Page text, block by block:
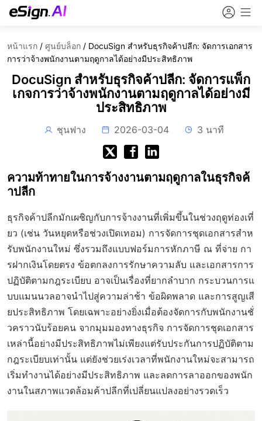
หน้าแรก / ศูนย์บล็อก / DocuSign สำหรับธุรกิจค้าปลีก: จัดการเอกสาร
การว่าจ้างพนักงานตามฤดูกาลได้อย่างมีประสิทธิภาพ
DocuSign สำหรับธุรกิจค้าปลีก: จัดการแพ็ก
เกจการว่าจ้างพนักงานตามฤดูกาลได้อย่างมี
ประสิทธิภาพ
ชุนฟาง 2026-03-04 3 นาที
ความท้าทายในการจ้างงานตามฤดูกาลในธุรกิจค้
าปลีก
ธุรกิจค้าปลีกมักเผชิญกับการจ้างงานที่เพิ่มขึ้นในช่วงฤดูท่องเที่
ยว (เช่น วันหยุดหรือช่วงเปิดเทอม) การจัดการชุดเอกสารสำห
รับพนักงานใหม่ ซึ่งรวมถึงแบบฟอร์มการหักภาษี ณ ที่จ่าย กา
รฝากเงินโดยตรง ข้อตกลงการรักษาความลับ และเอกสารการ
ปฏิบัติตามกฎระเบียบ อาจเป็นเรื่องที่ยากลำบาก กระบวนการแ
บบแมนนวลอาจนำไปสู่ความล่าช้า ข้อผิดพลาด และการสูญเสี
ยประสิทธิภาพ โดยเฉพาะอย่างยิ่งเมื่อต้องจัดการกับพนักงานชั่
วคราวนับร้อยคน จากมุมมองทางธุรกิจ การจัดการชุดเอกสาร
เหล่านี้อย่างมีประสิทธิภาพไม่เพียงแต่รับประกันการปฏิบัติตาม
กฎระเบียบเท่านั้น แต่ยังช่วยเร่งเวลาที่พนักงานใหม่จะสามารถ
เริ่มทำงานได้อย่างมีประสิทธิภาพ และลดการลาออกของพนัก
งานในสภาพแวดล้อมค้าปลีกที่เปลี่ยนแปลงอย่างรวดเร็ว